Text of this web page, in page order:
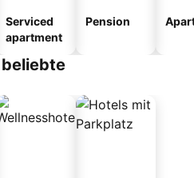
Serviced
apartment
Pension